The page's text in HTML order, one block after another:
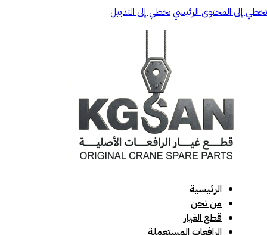
تخطي إلى المحتوى الرئيسيتخطي إلى التذييل
الرئيسية
من نحن
قطع الغيار
الرافعات المستعملة